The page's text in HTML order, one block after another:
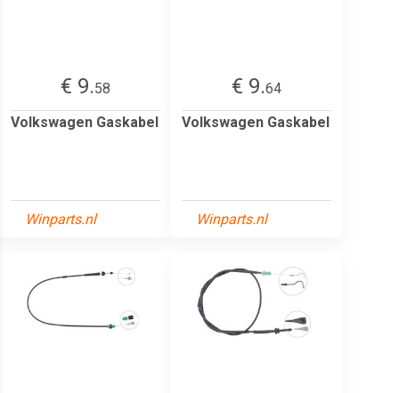
€ 9.58
Volkswagen Gaskabel
Winparts.nl
€ 9.64
Volkswagen Gaskabel
Winparts.nl